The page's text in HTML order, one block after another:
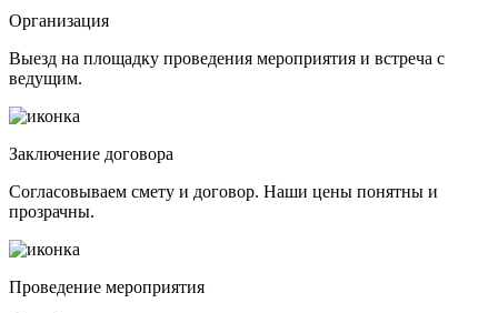
Организация
Выезд на площадку проведения мероприятия и встреча с
ведущим.
Заключение договора
Согласовываем смету и договор. Наши цены понятны и
прозрачны.
Проведение мероприятия